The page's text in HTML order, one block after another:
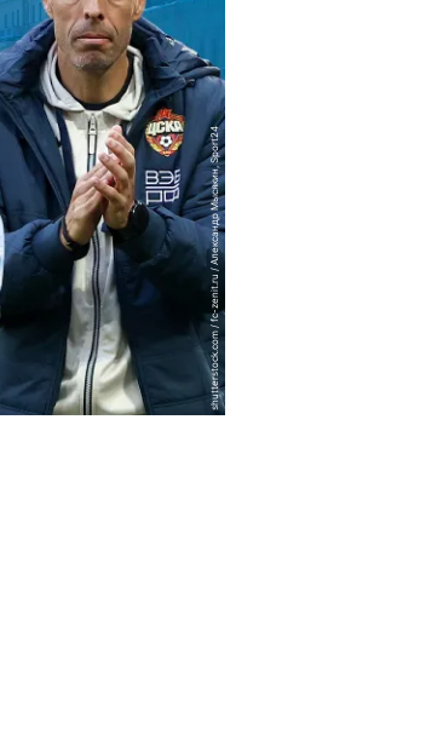
shutterstock.com / fc-zenit.ru / Александр Мысякин, Sport24